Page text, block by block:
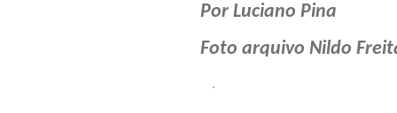
Por Luciano Pina
Foto arquivo Nildo